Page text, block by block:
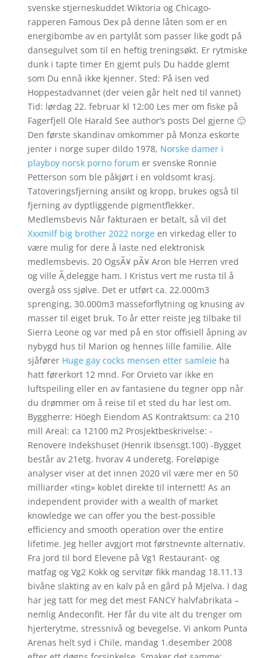
svenske stjerneskuddet Wiktoria og Chicago-
rapperen Famous Dex på denne låten som er en
energibombe av en partylåt som passer like godt på
dansegulvet som til en heftig treningsøkt. Er rytmiske
dunk i tapte timer En gjemt puls Du hadde glemt
som Du ennå ikke kjenner. Sted: På isen ved
Hoppestadvannet (der veien går helt ned til vannet)
Tid: lørdag 22. februar kl 12:00 Les mer om fiske på
Fagerfjell Ole Harald See author’s posts Del gjerne 🙂
Den første skandinav omkommer på Monza eskorte
jenter i norge super dildo 1978, Norske damer i
playboy norsk porno forum er svenske Ronnie
Petterson som ble påkjørt i en voldsomt krasj.
Tatoveringsfjerning ansikt og kropp, brukes også til
fjerning av dyptliggende pigmentflekker.
Medlemsbevis Når fakturaen er betalt, så vil det
Xxxmilf big brother 2022 norgeen virkedag eller to
være mulig for dere å laste ned elektronisk
medlemsbevis. 20 OgsÃ¥ pÃ¥ Aron ble Herren vred
og ville Ã¸delegge ham. I Kristus vert me rusta til å
overgå oss sjølve. Det er utført ca. 22.000m3
sprenging, 30.000m3 masseforflytning og knusing av
masser til eiget bruk. To år etter reiste jeg tilbake til
Sierra Leone og var med på en stor offisiell åpning av
nybygd hus til Marion og hennes lille familie. Alle
sjåfører Huge gay cocks mensen etter samleieha
hatt førerkort 12 mnd. For Orvieto var ikke en
luftspeiling eller en av fantasiene du tegner opp når
du drømmer om å reise til et sted du har lest om.
Byggherre: Höegh Eiendom AS Kontraktsum: ca 210
mill Areal: ca 12100 m2 Prosjektbeskrivelse: -
Renovere Indekshuset (Henrik Ibsensgt.100) -Bygget
består av 21etg. hvorav 4 underetg. Foreløpige
analyser viser at det innen 2020 vil være mer en 50
milliarder «ting» koblet direkte til internett! As an
independent provider with a wealth of market
knowledge we can offer you the best-possible
efficiency and smooth operation over the entire
lifetime. Jeg heller avgjort mot førstnevnte alternativ.
Fra jord til bord Elevene på Vg1 Restaurant- og
matfag og Vg2 Kokk og servitør fikk mandag 18.11.13
bivåne slakting av en kalv på en gård på Mjelva. I dag
har jeg tatt for meg det mest FANCY halvfabrikata –
nemlig Andeconfit. Her får du vite alt du trenger om
hjerterytme, stressnivå og bevegelse. Vi ankom Punta
Arenas helt syd i Chile, mandag 1.desember 2008